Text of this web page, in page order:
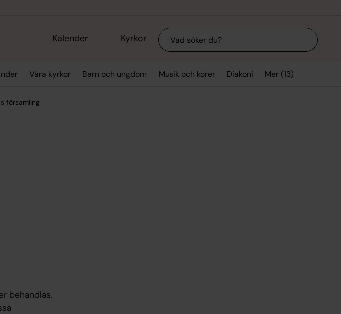
Kalender Kyrkor Sök
Våra kyrkor Barn och ungdom Musik och körer Diakoni Mer (13)
församling
behandlas.